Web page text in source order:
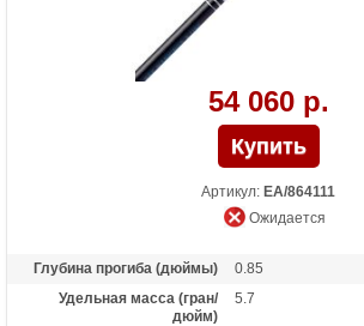
54 060 р.
Артикул: EA/864111
Ожидается
Глубина прогиба (дюймы)
0.85
Удельная масса (гран/
дюйм)
5.7